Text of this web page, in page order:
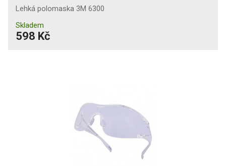
Lehká polomaska 3M 6300
Skladem
598 Kč